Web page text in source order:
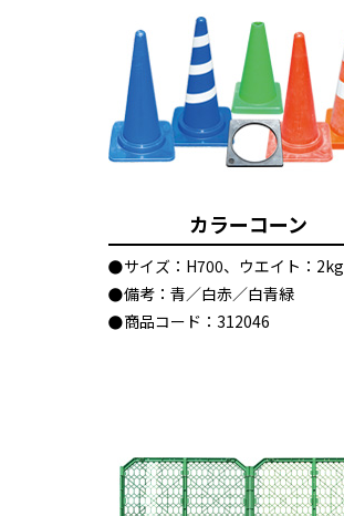
カラーコーン
サイズ：H700、ウエイト：2kg
備考：青／白赤／白青緑
商品コード：312046